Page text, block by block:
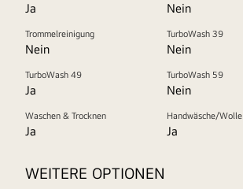
Ja Nein
Trommelreinigung
Nein
TurboWash 39
Nein
TurboWash 49
Ja
TurboWash 59
Nein
Waschen & Trocknen
Ja
Handwäsche/Wolle
Ja
WEITERE OPTIONEN